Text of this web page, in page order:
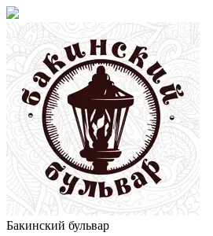
Бакинский бульвар